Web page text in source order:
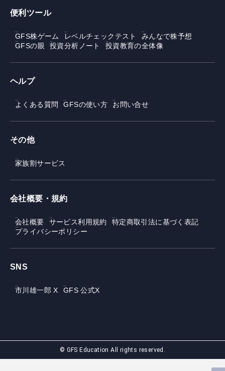
便利ツール
GFS株ゲーム レベルチェックテスト
みんなで株予想
GFSの眼
投資分析ノート 投資教育の全体像
ヘルプ
よくある質問 GFSの使い方 お問い合せ
その他
家族割サービス
会社概要・規約
会社概要 サービス利用規約
特定商取引法に基づく表記
プライバシーポリシー
SNS
市川雄一郎 X GFS 公式X
© GFS Education All rights reserved.